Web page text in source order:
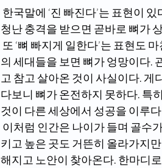
청난 충격을 받으면 곧바로 뼈가
의 세대들을 보면 뼈가 엉망이다.
고 참고 살아온 것이 사실이다. 게
다보니 뼈가 온전하지 못하다. 특
것이 다른 세상에서 성공을 이루
키고 높은 곳도 거뜬히 올라가지
해지고 노안이 찾아온다. 한마디